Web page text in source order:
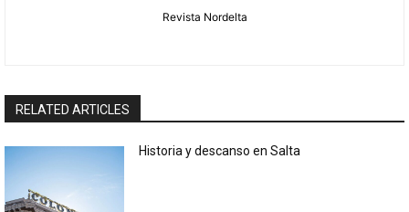
Revista Nordelta
RELATED ARTICLES
Historia y descanso en Salta